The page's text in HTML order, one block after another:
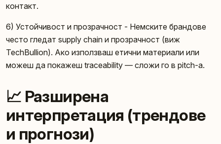
контакт.
6) Устойчивост и прозрачност - Немските брандове
често гледат supply chain и прозрачност (виж
TechBullion). Ако използваш етични материали или
можеш да покажеш traceability — сложи го в pitch-а.
📈 Разширена
интерпретация (трендове
и прогнози)